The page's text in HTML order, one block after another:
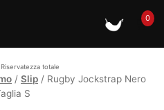
🛒0
totale
/ Slip / Rugby Jockstrap Nero
S
In